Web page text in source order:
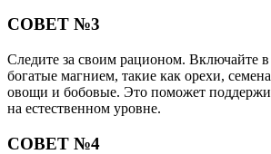
СОВЕТ №3
Следите за своим рационом. Включайте
богатые магнием, такие как орехи,
овощи и бобовые. Это поможет
на естественном уровне.
СОВЕТ №4